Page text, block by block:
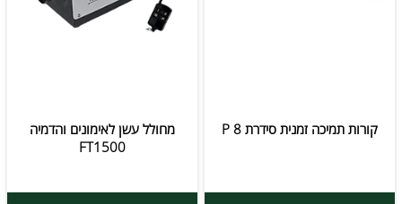
קורות תמיכה זמנית סידרת P 8
מחולל עשן לאימונים והדמיה
FT1500